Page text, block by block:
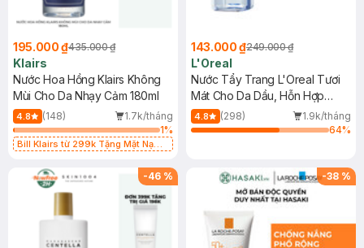
195.000 ₫435.000 ₫
Klairs
Nước Hoa Hồng Klairs Không
Mùi Cho Da Nhạy Cảm 180ml
4.8 (148)
1.7k/tháng
1%
Bill Klairs từ 299k Tặng Mặt Nạ
25ml (SL Có Hạn)
143.000 ₫249.000 ₫
L'Oreal
Nước Tẩy Trang L'Oreal Tươi
Mát Cho Da Dầu, Hỗn Hợp
400ml
4.8 (298)
1.9k/tháng
64%
-46 % -38 %